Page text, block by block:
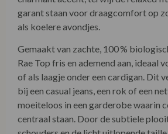
garant staan voor draagcomfort op
als koelere avondjes.
Gemaakt van zachte, 100 %
Rae Top fris en ademend aan, ideaal
of als laagje onder een cardigan. Dit
bij een casual jeans, een rok of een
moeiteloos in een garderobe waarin
centraal staan. Door de subtiele